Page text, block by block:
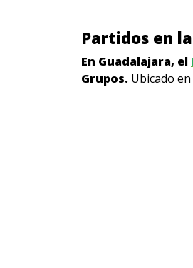
Partidos en
En Guadalajara, el
Grupos. Ubicado